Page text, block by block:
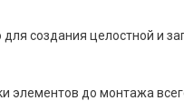
создания целостной и
элементов до монтажа